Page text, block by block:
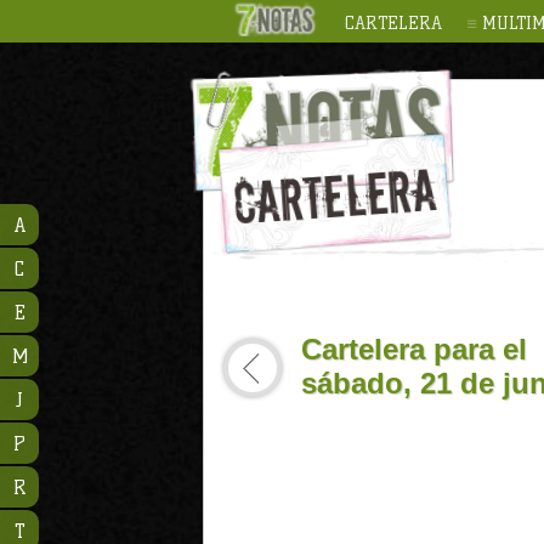
CARTELERA
Cartelera para el
sábado, 21 de
A
C
E
M
J
P
R
T